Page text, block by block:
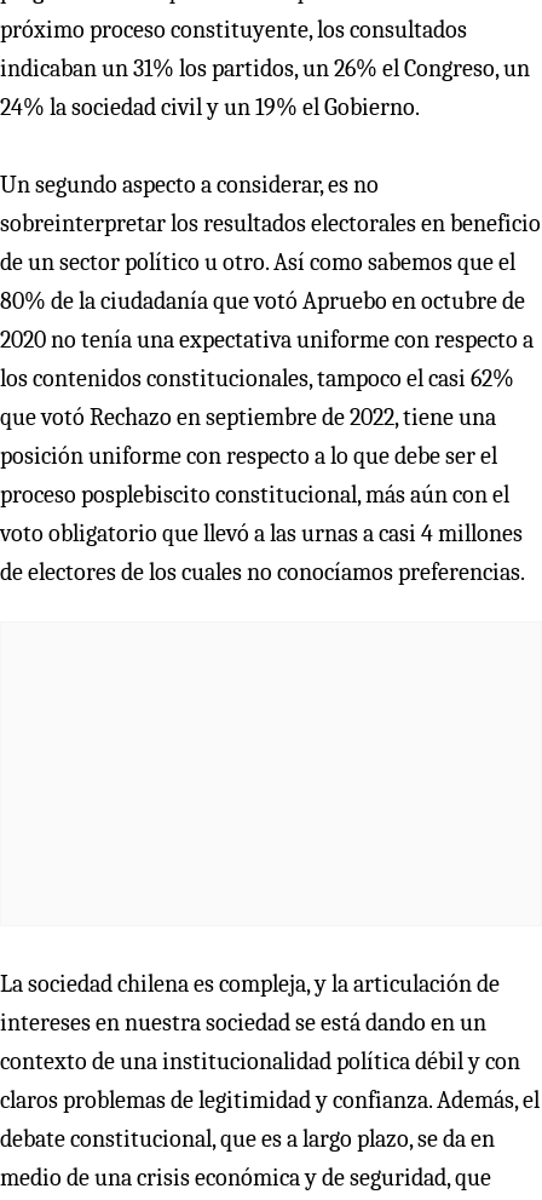
próximo proceso constituyente, los consultados
indicaban un 31% los partidos, un 26% el Congreso, un
24% la sociedad civil y un 19% el Gobierno.
Un segundo aspecto a considerar, es no
sobreinterpretar los resultados electorales en beneficio
de un sector político u otro. Así como sabemos que el
80% de la ciudadanía que votó Apruebo en octubre de
2020 no tenía una expectativa uniforme con respecto a
los contenidos constitucionales, tampoco el casi 62%
que votó Rechazo en septiembre de 2022, tiene una
posición uniforme con respecto a lo que debe ser el
proceso posplebiscito constitucional, más aún con el
voto obligatorio que llevó a las urnas a casi 4 millones
de electores de los cuales no conocíamos preferencias.
La sociedad chilena es compleja, y la articulación de
intereses en nuestra sociedad se está dando en un
contexto de una institucionalidad política débil y con
claros problemas de legitimidad y confianza. Además, el
debate constitucional, que es a largo plazo, se da en
medio de una crisis económica y de seguridad, que